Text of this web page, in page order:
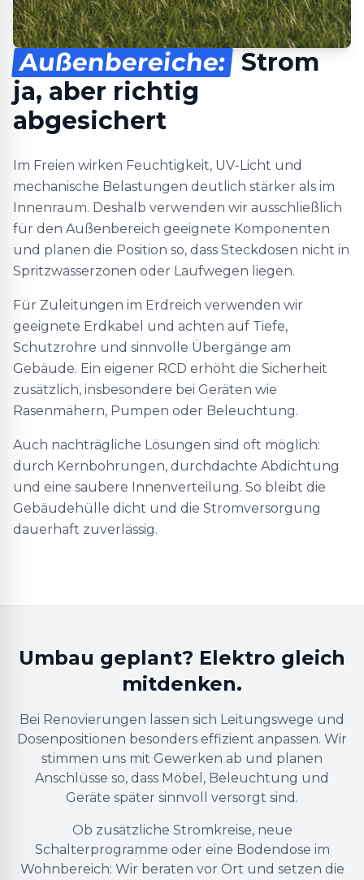
Außenbereiche: Strom
ja, aber richtig
abgesichert
Im Freien wirken Feuchtigkeit, UV-Licht und
mechanische Belastungen deutlich stärker als im
Innenraum. Deshalb verwenden wir ausschließlich
für den Außenbereich geeignete Komponenten
und planen die Position so, dass Steckdosen nicht in
Spritzwasserzonen oder Laufwegen liegen.
Für Zuleitungen im Erdreich verwenden wir
geeignete Erdkabel und achten auf Tiefe,
Schutzrohre und sinnvolle Übergänge am
Gebäude. Ein eigener RCD erhöht die Sicherheit
zusätzlich, insbesondere bei Geräten wie
Rasenmähern, Pumpen oder Beleuchtung.
Auch nachträgliche Lösungen sind oft möglich:
durch Kernbohrungen, durchdachte Abdichtung
und eine saubere Innenverteilung. So bleibt die
Gebäudehülle dicht und die Stromversorgung
dauerhaft zuverlässig.
Umbau geplant? Elektro gleich
mitdenken.
Bei Renovierungen lassen sich Leitungswege und
Dosenpositionen besonders effizient anpassen. Wir
stimmen uns mit Gewerken ab und planen
Anschlüsse so, dass Möbel, Beleuchtung und
Geräte später sinnvoll versorgt sind.
Ob zusätzliche Stromkreise, neue
Schalterprogramme oder eine Bodendose im
Wohnbereich: Wir beraten vor Ort und setzen die